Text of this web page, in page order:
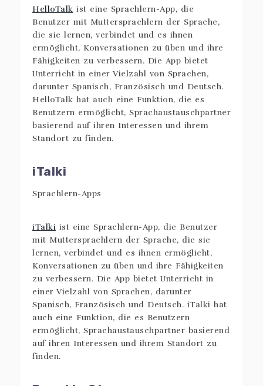
HelloTalk ist eine Sprachlern-App, die
Benutzer mit Muttersprachlern der Sprache,
die sie lernen, verbindet und es ihnen
ermöglicht, Konversationen zu üben und ihre
Fähigkeiten zu verbessern. Die App bietet
Unterricht in einer Vielzahl von Sprachen,
darunter Spanisch, Französisch und Deutsch.
HelloTalk hat auch eine Funktion, die es
Benutzern ermöglicht, Sprachaustauschpartner
basierend auf ihren Interessen und ihrem
Standort zu finden.
iTalki
iTalki ist eine Sprachlern-App, die Benutzer
mit Muttersprachlern der Sprache, die sie
lernen, verbindet und es ihnen ermöglicht,
Konversationen zu üben und ihre Fähigkeiten
zu verbessern. Die App bietet Unterricht in
einer Vielzahl von Sprachen, darunter
Spanisch, Französisch und Deutsch. iTalki hat
auch eine Funktion, die es Benutzern
ermöglicht, Sprachaustauschpartner basierend
auf ihren Interessen und ihrem Standort zu
finden.